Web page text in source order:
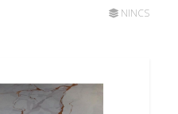
NINCS